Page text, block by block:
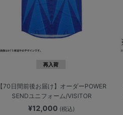
再入荷
【70日間前後お届け】オーダーPOWER
SENDユニフォーム/VISITOR
¥12,000 (税込)